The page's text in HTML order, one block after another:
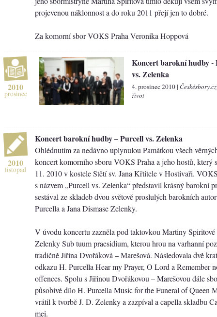
projevenou náklonnost a do roku 2011 přejí jen to dobré.
Za komorní sbor VOKS Praha Veronika Hoppová
2010
prosinec
Koncert barokní hudby -
vs. Zelenka
4. prosinec 2010 |
život
2010
listopad
Koncert barokní hudby – Purcell vs. Zelenka
Ohlédnutím za nedávno uplynulou Památkou všech
koncert komorního sboru VOKS Praha a jeho hostů, který
11. 2010 v kostele Stětí sv. Jana Křtitele v Hostivaři.
s názvem „Purcell vs. Zelenka“ představil krásný barokní
sestával ze skladeb dvou světově proslulých barokních
Purcella a Jana Dismase Zelenky.
V úvodu koncertu zazněla pod taktovkou Martiny
Zelenky Sub tuum praesidium, kterou hrou na varhanní
tradičně Jiřina Dvořáková – Marešová. Následovala dvě
odkazu H. Purcella Hear my Prayer, O Lord a Remember
offences. Spolu s Jiřinou Dvořákovou – Marešovou dále
působivé dílo H. Purcella Music for the Funeral of Queen
vrátil k tvorbě J. D. Zelenky a zazpíval a capella skladbu
mei.